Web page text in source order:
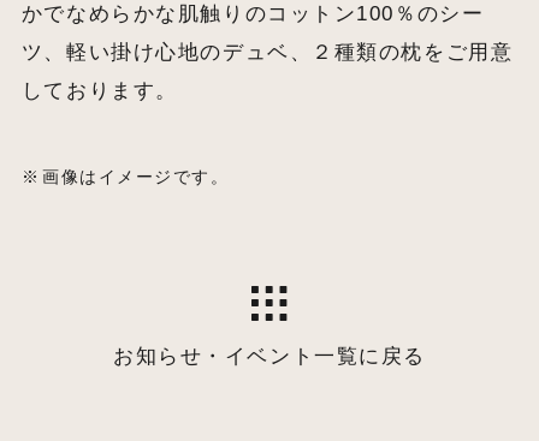
かでなめらかな肌触りのコットン100％のシー
ツ、軽い掛け心地のデュベ、２種類の枕をご用意
しております。
画像はイメージです。
お知らせ・イベント一覧に戻る